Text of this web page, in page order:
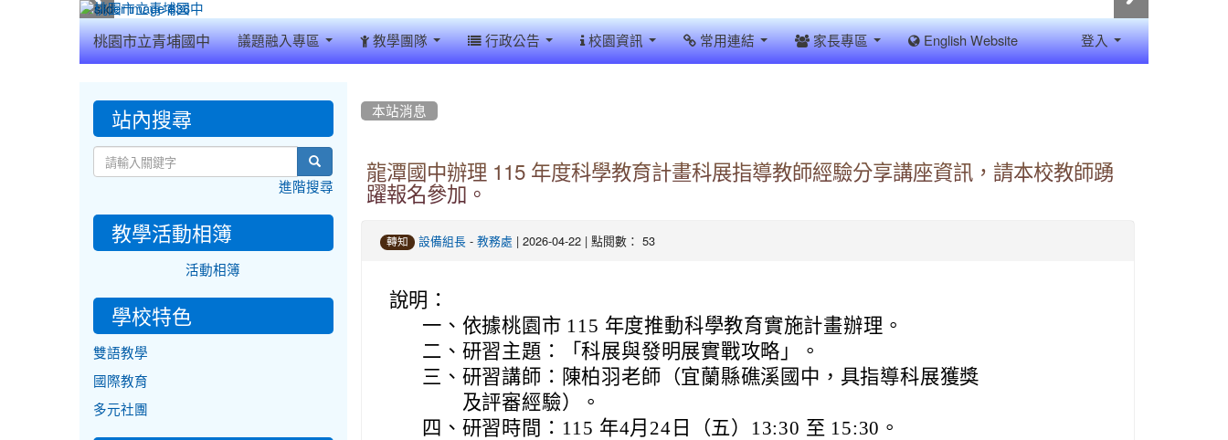
桃園市立青埔國中 議題融入專區 教學團隊 行政公告 校園資訊 常用連結 家長專區 English Website 登入
本站消息
龍潭國中辦理 115 年度科學教育計畫科展指導教師經驗分享講座資訊，請本校教師踴
躍報名參加。
轉知 設備組長- 教務處 | 2026-04-22 | 點閱數： 53
說明：
一、 依據桃園市 115 年度推動科學教育實施計畫辦理。
二、 研習主題：「科展與發明展實戰攻略」。
三、 研習講師：陳柏羽老師（宜蘭縣礁溪國中，具指導科展獲獎
及評審經驗）。
四、 研習時間：115 年4月24日（五）13:30 至 15:30。
::: 站內搜尋
search
進階搜尋
教學活動相簿
活動相簿
學校特色
雙語教學
國際教育
多元社團